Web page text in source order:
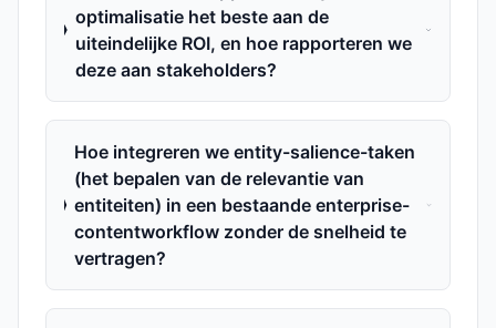
optimalisatie het beste aan de
uiteindelijke ROI, en hoe rapporteren we
deze aan stakeholders?
Hoe integreren we entity-salience-taken
(het bepalen van de relevantie van
entiteiten) in een bestaande enterprise-
contentworkflow zonder de snelheid te
vertragen?